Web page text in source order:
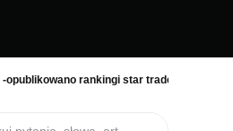
opublikowano rankingi star traderów/